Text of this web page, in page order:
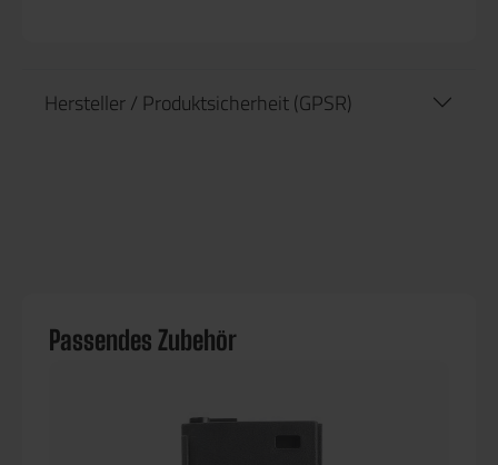
Hersteller / Produktsicherheit (GPSR)
Passendes Zubehör